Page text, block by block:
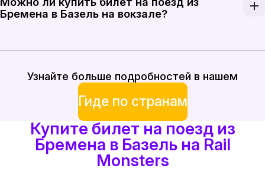
Бронирование билетов на поезд из Бремена в
Бремена в Базель на вокзале?
Узнайте больше подробностей в нашем
Гиде по странам
Купите билет на поезд из
Бремена в Базель на Rail
Monsters